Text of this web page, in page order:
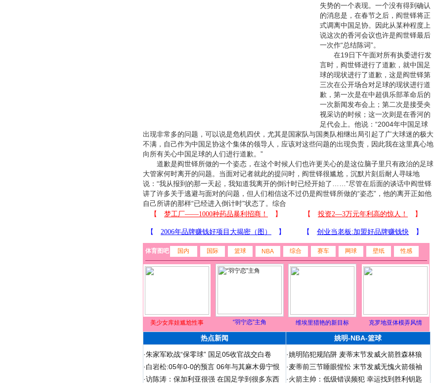
失势的一个表现。 一个没有得到确认
的消息是，在春节之后，阎世铎将正
式调离中国足协。因此从某种程度上
说这次的香河会议也许是阎世铎最后
一次作“总结陈词”。
在19日下午面对所有执委进行发
言时，阎世铎进行了道歉，就中国足
球的现状进行了道歉，这是阎世铎第
三次在公开场合对足球的现状进行道
歉，第一次是在中超俱乐部革命后的
一次新闻发布会上；第二次是接受央
视采访的时候；这一次则是在香河的
足代会上。他说：“2004年中国足球
出现非常多的问题，可以说是危机四伏，尤其是国家队与国奥队相继出局引起了广大球迷的极大
不满，自己作为中国足协这个集体的领导人，应该对这些问题的出现负责，因此我在这里真心地
向所有关心中国足球的人们进行道歉。”
道歉是阎世铎所做的一个姿态，在这个时候人们也许更关心的是这位脑子里只有政治的足球
大管家何时离开的问题。当面对记者就此的提问时，阎世铎很尴尬，沉默片刻后耐人寻味地
说：“我从报到的那一天起，我知道我离开的倒计时已经开始了……”尽管在后面的谈话中阎世铎
讲了许多关于逃避与面对的问题，但人们相信这不过仍是阎世铎所做的“姿态”，他的离开正如他
自己所讲的那样“已经进入倒计时”状态了。综合
体育图吧 国内 国际 篮球 NBA 综合 赛车 网球 壁纸 性感
美少女库娃尴尬性事 “羽宁恋”主角 维埃里猎艳的新目标 克罗地亚体模弄风情
热点新闻 姚明-NBA-篮球
·朱家军欧战“保零球” 国足05收官战交白卷
·白岩松:05年0-0的预言 06年与其麻木毋宁恨
·访陈涛：保加利亚很强 在国足学到很多东西
·姚明陷犯规陷阱 麦蒂末节发威火箭胜森林狼
·麦蒂前三节睡眼惺忪 末节发威无愧火箭领袖
·火箭主帅：低级错误频犯 幸运找到胜利钥匙